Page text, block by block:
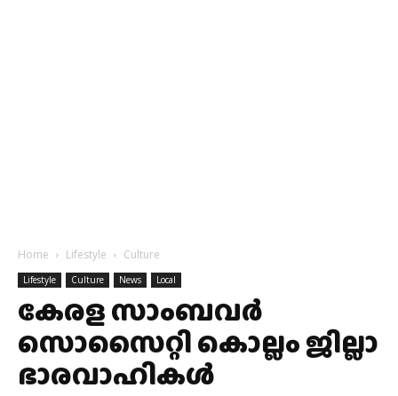
Home Lifestyle Culture
Lifestyle Culture News Local
കേരള സാംബവർ
സൊസൈറ്റി കൊല്ലം ജില്ലാ
ഭാരവാഹികൾ